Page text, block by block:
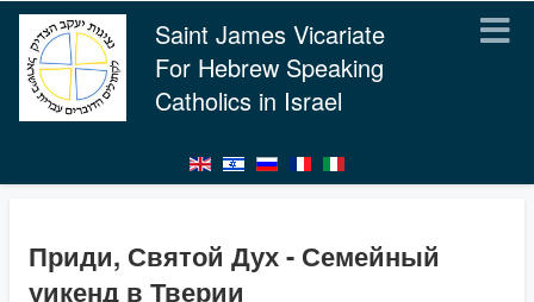
Saint James Vicariate
For Hebrew Speaking
Catholics in Israel
Приди, Святой Дух - Семейный
уикенд в Тверии